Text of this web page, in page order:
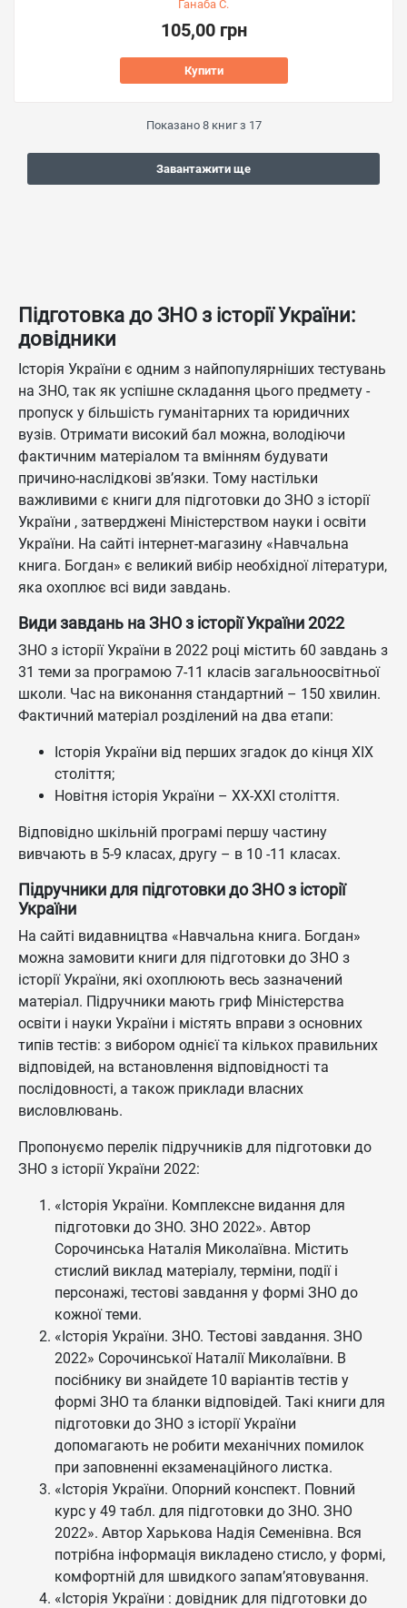
Ганаба С.
105,00 грн
Купити
Показано 8книг з 17
Завантажити ще
Підготовка до ЗНО з історії України:
довідники
Історія України є одним з найпопулярніших тестувань
на ЗНО, так як успішне складання цього предмету -
пропуск у більшість гуманітарних та юридичних
вузів. Отримати високий бал можна, володіючи
фактичним матеріалом та вмінням будувати
причино-наслідкові зв’язки. Тому настільки
важливими є книги для підготовки до ЗНО з історії
України , затверджені Міністерством науки і освіти
України. На сайті інтернет-магазину «Навчальна
книга. Богдан» є великий вибір необхідної літератури,
яка охоплює всі види завдань.
Види завдань на ЗНО з історії України 2022
ЗНО з історії України в 2022 році містить 60 завдань з
31 теми за програмою 7-11 класів загальноосвітньої
школи. Час на виконання стандартний – 150 хвилин.
Фактичний матеріал розділений на два етапи:
Історія України від перших згадок до кінця ХІХ
століття;
Новітня історія України – ХХ-ХХІ століття.
Відповідно шкільній програмі першу частину
вивчають в 5-9 класах, другу – в 10 -11 класах.
Підручники для підготовки до ЗНО з історії
України
На сайті видавництва «Навчальна книга. Богдан»
можна замовити книги для підготовки до ЗНО з
історії України, які охоплюють весь зазначений
матеріал. Підручники мають гриф Міністерства
освіти і науки України і містять вправи з основних
типів тестів: з вибором однієї та кількох правильних
відповідей, на встановлення відповідності та
послідовності, а також приклади власних
висловлювань.
Пропонуємо перелік підручників для підготовки до
ЗНО з історії України 2022:
«Історія України. Комплексне видання для
підготовки до ЗНО. ЗНО 2022». Автор
Сорочинська Наталія Миколаївна. Містить
стислий виклад матеріалу, терміни, події і
персонажі, тестові завдання у формі ЗНО до
кожної теми.
«Історія України. ЗНО. Тестові завдання. ЗНО
2022» Сорочинської Наталії Миколаївни. В
посібнику ви знайдете 10 варіантів тестів у
формі ЗНО та бланки відповідей. Такі книги для
підготовки до ЗНО з історії України
допомагають не робити механічних помилок
при заповненні екзаменаційного листка.
«Історія України. Опорний конспект. Повний
курс у 49 табл. для підготовки до ЗНО. ЗНО
2022». Автор Харькова Надія Семенівна. Вся
потрібна інформація викладено стисло, у формі,
комфортній для швидкого запам’ятовування.
«Історія України : довідник для підготовки до